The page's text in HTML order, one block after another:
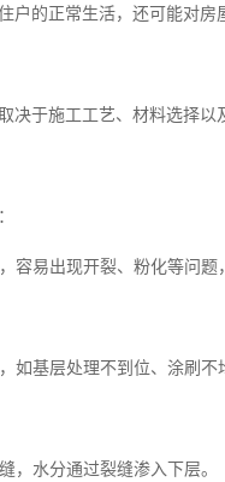
户的正常生活，还可能对房
决于施工工艺、材料选择以
容易出现开裂、粉化等问题
如基层处理不到位、涂刷不
，水分通过裂缝渗入下层。